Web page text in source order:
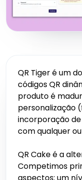
QR Tiger é um
códigos QR
produto é
personalização
incorporação
com qualquer
QR Cake é a
Competimos